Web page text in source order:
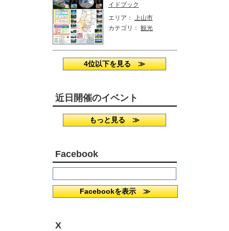
イドブック
エリア：
上山市
カテゴリ： 観光
4位以下を見る ≫
近日開催のイベント
もっと見る ≫
Facebook
Facebookを表示 ≫
X